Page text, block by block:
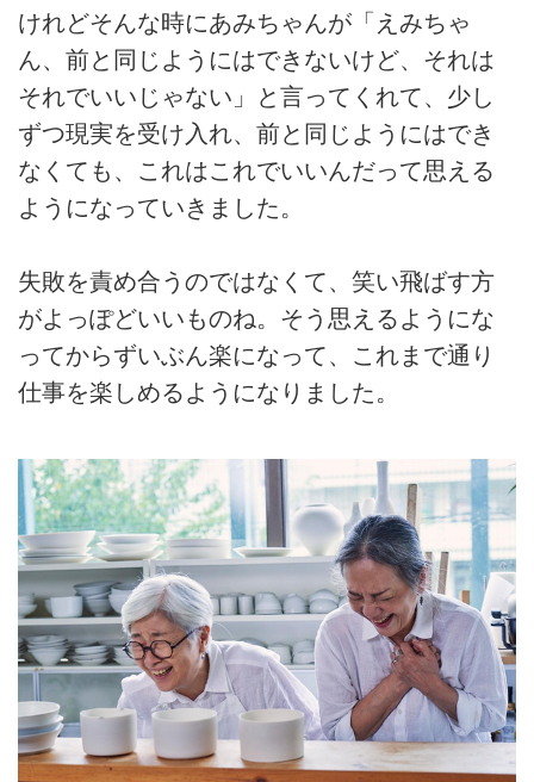
けれどそんな時にあみちゃんが「えみちゃ
ん、前と同じようにはできないけど、それは
それでいいじゃない」と言ってくれて、少し
ずつ現実を受け入れ、前と同じようにはでき
なくても、これはこれでいいんだって思える
ようになっていきました。
失敗を責め合うのではなくて、笑い飛ばす方
がよっぽどいいものね。そう思えるようにな
ってからずいぶん楽になって、これまで通り
仕事を楽しめるようになりました。